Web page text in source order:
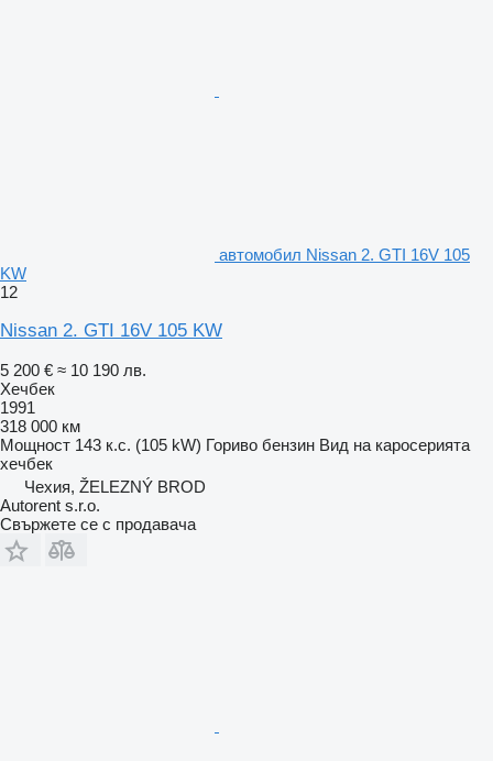
автомобил Nissan 2. GTI 16V 105
KW
12
Nissan 2. GTI 16V 105 KW
5 200 € ≈ 10 190 лв.
Хечбек
1991
318 000 км
Мощност 143 к.с. (105 kW) Гориво бензин Вид на каросерията
хечбек
Чехия, ŽELEZNÝ BROD
Autorent s.r.o.
Свържете се с продавача